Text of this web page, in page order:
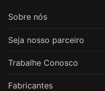
Sobre nós
Seja nosso parceiro
Trabalhe Conosco
Fabricantes